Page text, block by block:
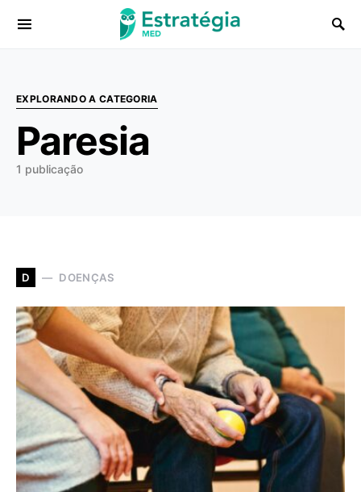
Procurar:
EXPLORANDO A CATEGORIA
Paresia
1 publicação
D DOENÇAS